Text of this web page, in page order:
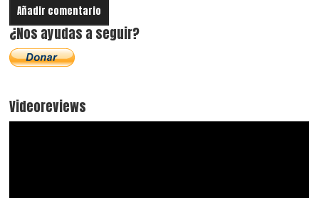
¿Nos ayudas a seguir?
Videoreviews